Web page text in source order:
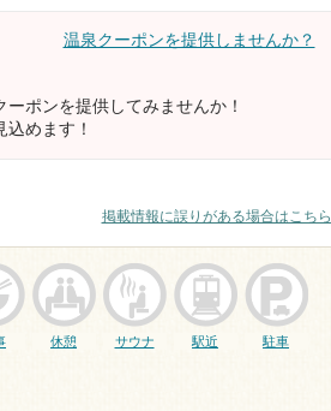
温泉クーポンを提供しませんか？
ポンを提供してみませんか！
めます！
掲載情報に誤りがある場合はこちら
休憩 サウナ 駅近 駐車